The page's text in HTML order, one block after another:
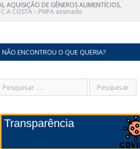
AQUISIÇÃO DE GÊNEROS ALIMENTÍCIOS,
C A COSTA – PMFA assinado
NÃO ENCONTROU O QUE QUERIA?
Transparência